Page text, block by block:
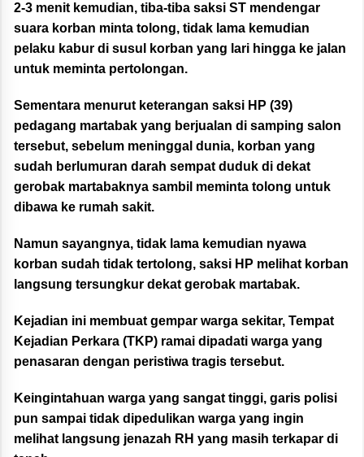
2-3 menit kemudian, tiba-tiba saksi ST mendengar
suara korban minta tolong, tidak lama kemudian
pelaku kabur di susul korban yang lari hingga ke jalan
untuk meminta pertolongan.
Sementara menurut keterangan saksi HP (39)
pedagang martabak yang berjualan di samping salon
tersebut, sebelum meninggal dunia, korban yang
sudah berlumuran darah sempat duduk di dekat
gerobak martabaknya sambil meminta tolong untuk
dibawa ke rumah sakit.
Namun sayangnya, tidak lama kemudian nyawa
korban sudah tidak tertolong, saksi HP melihat korban
langsung tersungkur dekat gerobak martabak.
Kejadian ini membuat gempar warga sekitar, Tempat
Kejadian Perkara (TKP) ramai dipadati warga yang
penasaran dengan peristiwa tragis tersebut.
Keingintahuan warga yang sangat tinggi, garis polisi
pun sampai tidak dipedulikan warga yang ingin
melihat langsung jenazah RH yang masih terkapar di